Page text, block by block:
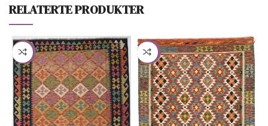
RELATERTE PRODUKTER
-33% -56%